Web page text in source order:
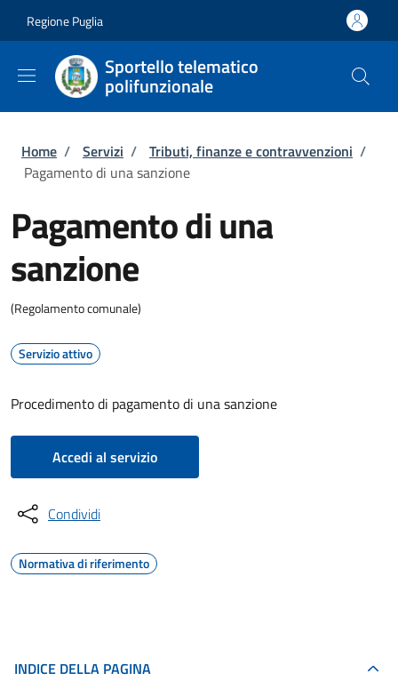
Regione Puglia
Sportello telematico
polifunzionale
Briciole di pane
Home / Servizi / Tributi, finanze e contravvenzioni /
Pagamento di una sanzione
Pagamento di una
sanzione
(Regolamento comunale)
Servizio attivo
Procedimento di pagamento di una sanzione
Accedi al servizio
Condividi
Normativa di riferimento
INDICE DELLA PAGINA